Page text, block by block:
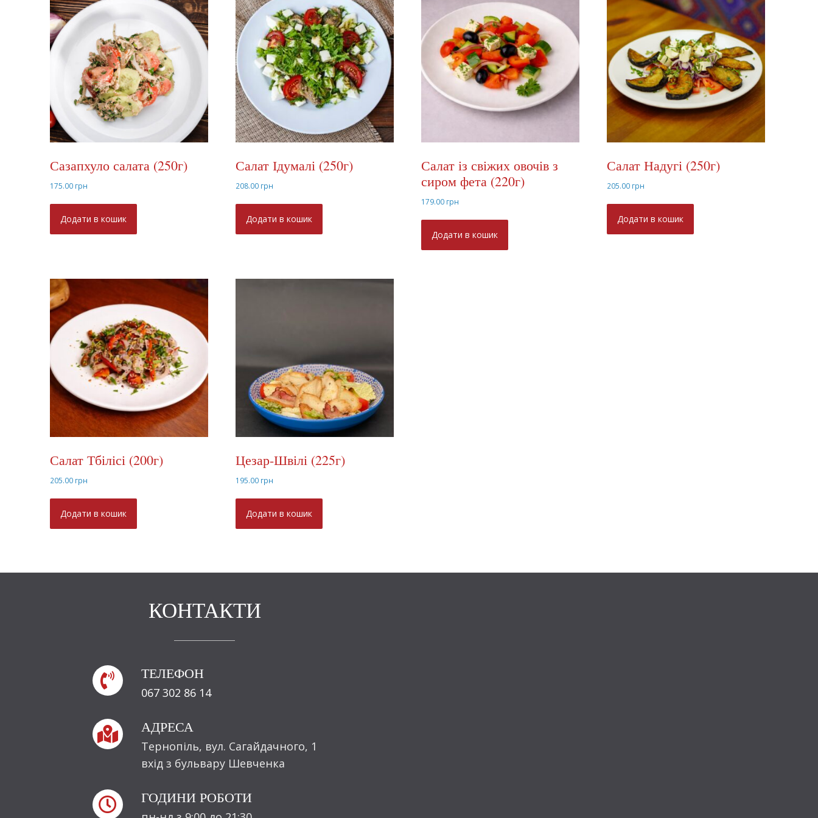
Сазапхуло салата (250г)
175.00 грн
Додати в кошик
Салат Ідумалі (250г)
208.00 грн
Додати в кошик
Салат із свіжих овочів з
сиром фета (220г)
179.00 грн
Додати в кошик
Салат Надугі (250г)
205.00 грн
Додати в кошик
Салат Тбілісі (200г)
205.00 грн
Додати в кошик
Цезар-Швілі (225г)
195.00 грн
Додати в кошик
КОНТАКТИ
 ТЕЛЕФОН
067 302 86 14
 АДРЕСА
Тернопіль, вул. Сагайдачного, 1
вхід з бульвару Шевченка
 ГОДИНИ РОБОТИ